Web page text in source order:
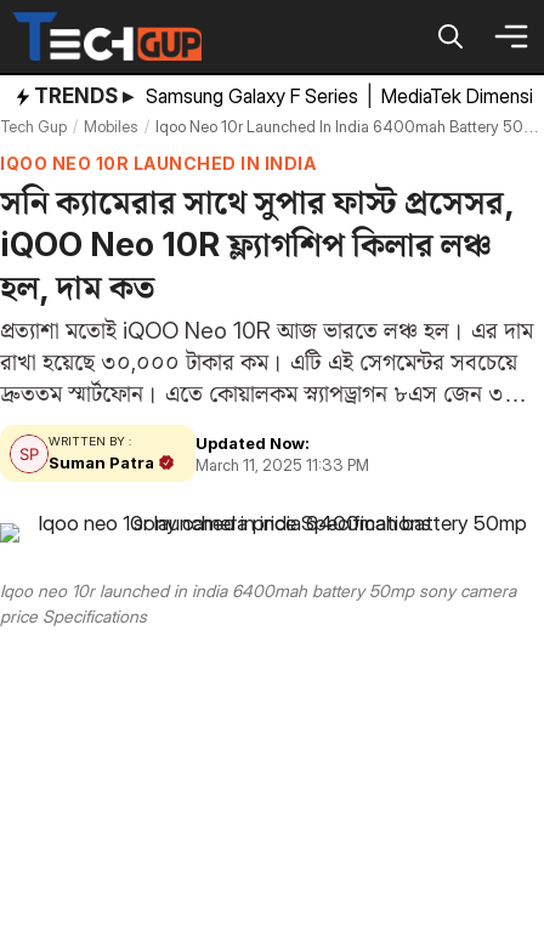
Skip
content
TRENDS ▸ Samsung Galaxy F Series MediaTek
Tech Gup Mobiles Iqoo Neo 10r Launched In India 6400mah Battery 50mp Sony Camera Price Specifications
IQOO NEO 10R LAUNCHED IN INDIA
সনি ক্যামেরার সাথে সুপার ফাস্ট প্রসেসর,
iQOO Neo 10R ফ্ল্যাগশিপ কিলার লঞ্চ
হল, দাম কত
প্রত্যাশা মতোই iQOO Neo 10R আজ ভারতে লঞ্চ হল। এর দাম
রাখা হয়েছে ৩০,০০০ টাকার কম। এটি এই সেগমেন্টর সবচেয়ে
দ্রুততম স্মার্টফোন। এতে কোয়ালকম স্ন্যাপড্রাগন ৮এস জেন ৩
প্রসেসর ব্যবহার করা হয়েছে। এই প্রসেসরের মাধ্যমে ৯০
এফপিএসে গেমিং অভিজ্ঞতা পাওয়া…
WRITTEN BY :
Suman Patra
Updated Now:
March 11, 2025 11:33 PM
Iqoo neo 10r launched in india 6400mah battery 50mp sony camera
price Specifications